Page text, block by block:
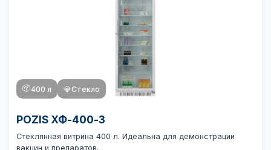
📦400 л 💎Стекло
POZIS ХФ-400-3
Стеклянная витрина 400 л. Идеальна для демонстрации
вакцин и препаратов.